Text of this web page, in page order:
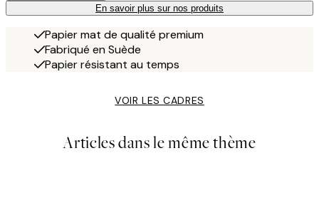
En savoir plus sur nos produits
Papier mat de qualité premium
Fabriqué en Suède
Papier résistant au temps
VOIR LES CADRES
Articles dans le même thème